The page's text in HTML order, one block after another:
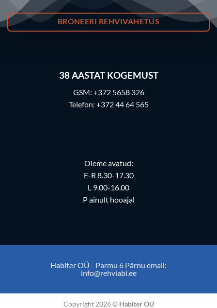
BRONEERI REHVIVAHETUS
38AASTAT KOGEMUST
GSM: +372 5658 326
Telefon: +372 44 64 565
Oleme avatud:
E-R 8.30-17.30
L 9.00-16.00
P ainult hooajal
Habiter OÜ - Parmu 6 Pärnu email:
info@rehviabi.ee
Copyright 2026 © Habiter OÜ